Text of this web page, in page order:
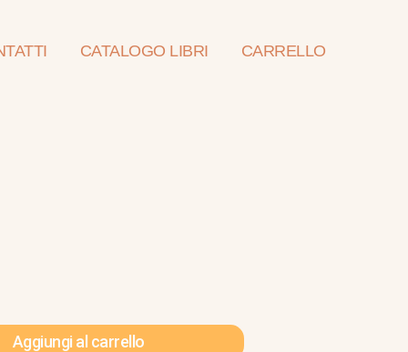
CATALOGO LIBRI CARRELLO
Aggiungi al carrello